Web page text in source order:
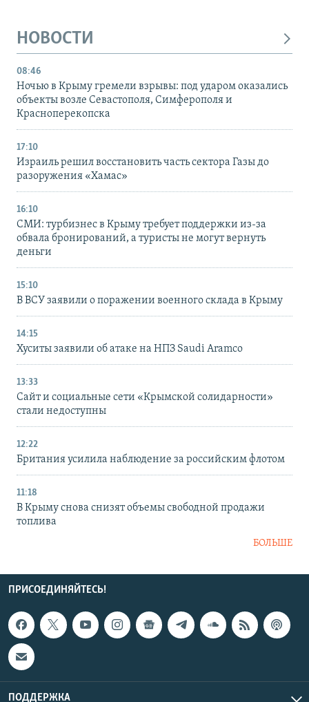
НОВОСТИ
08:46
Ночью в Крыму гремели взрывы: под ударом оказались
объекты возле Севастополя, Симферополя и
Красноперекопска
17:10
Израиль решил восстановить часть сектора Газы до
разоружения «Хамас»
16:10
СМИ: турбизнес в Крыму требует поддержки из-за
обвала бронирований, а туристы не могут вернуть
деньги
15:10
В ВСУ заявили о поражении военного склада в Крыму
14:15
Хуситы заявили об атаке на НПЗ Saudi Aramco
13:33
Сайт и социальные сети «Крымской солидарности»
стали недоступны
12:22
Британия усилила наблюдение за российским флотом
11:18
В Крыму снова снизят объемы свободной продажи
топлива
БОЛЬШЕ
ПРИСОЕДИНЯЙТЕСЬ!
ПОДДЕРЖКА